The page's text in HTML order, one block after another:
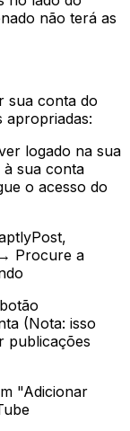
não terá as
sua conta do
apropriadas:
logado na sua
à sua conta
o acesso do
Procure a
(Nota: isso
publicações
"Adicionar